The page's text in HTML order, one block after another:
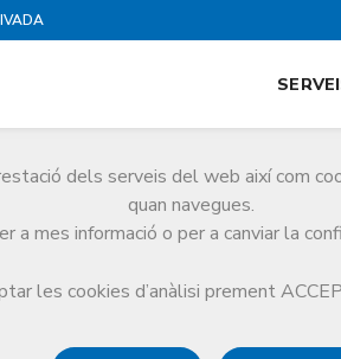
dels serveis del web així com
quan navegues.
a mes informació o per a canviar la
les cookies d’anàlisi prement
participa-hi